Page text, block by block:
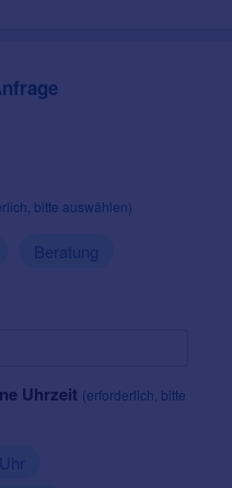
bitte auswählen)
Beratung
Uhrzeit (erforderlich, bitte